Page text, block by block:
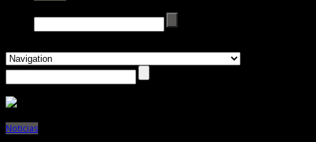
Noticias